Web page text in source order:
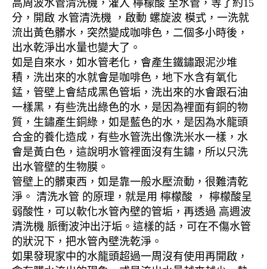
高周波水管清洗機，灌入 檸檬酸 至水管，等了約15
分，開啟 水管清洗機 ，啟動 螺旋波 模式，一洗就
流出黃色髒水，突然變成咖啡色，二個多小時後，
出水乾淨出水量也變大了。
如是自來水，如水管老化，會產生鐵鏽跟泥沙堆
積，洗出來的水就會是咖啡色，地下水含有氧化
錳，管壁上會結成黑色管垢，洗出來的水會跟石油
一樣黑，有些洗出綠色的水，是因為裡面有銅的物
質，生鏽產生銅綠，如是藍色的水，是因為水龍頭
合金的養化造成，有些水管洗出像洗米水一樣，水
會是黃白色，這說明水管裡面沒有生鏽，所以只洗
出水管壁的生物膜。
管壁上的髒東西，如是靠一般水壓流動，很難清乾
淨。 清洗水管 的原理，就是用 檸檬酸 ， 檸檬酸呈
弱酸性，可以軟化水管內壁的管垢，再透過 高週波
清洗機 脈衝波沖出汙垢。這樣的話，可在不傷水管
的狀況下，把水管內壁洗乾淨。
如果發現家中的水龍頭超過一周沒有使用再開啟，